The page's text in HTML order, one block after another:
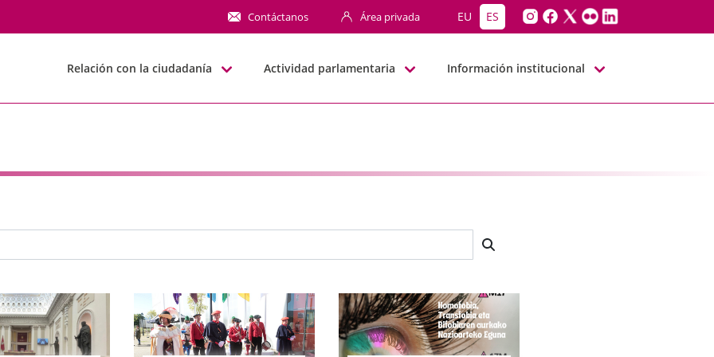
Contáctanos Área privada EU ES
Relación con la ciudadanía Actividad parlamentaria Información institucional
búsqueda